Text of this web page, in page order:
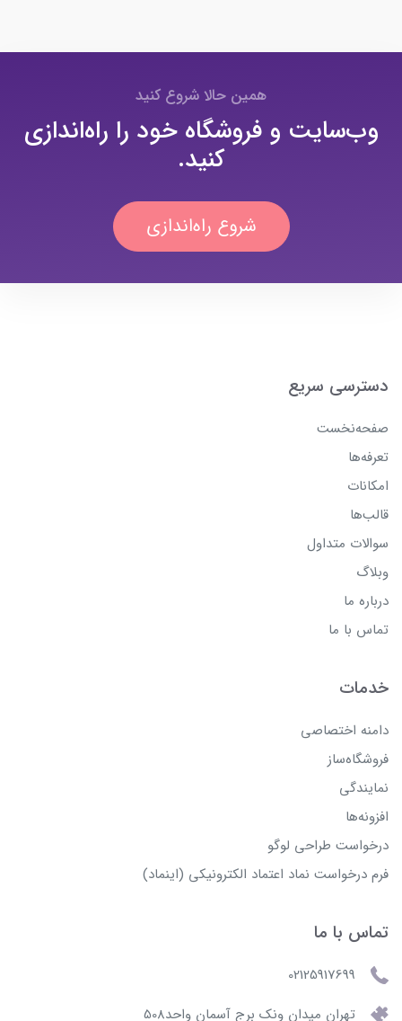
همین حالا شروع کنید
وب‌سایت و فروشگاه خود را راه‌اندازی
کنید.
شروع راه‌اندازی
دسترسی سریع
صفحه‌نخست
تعرفه‌ها
امکانات
قالب‌ها
سوالات متداول
وبلاگ
درباره ما
تماس با ما
خدمات
دامنه اختصاصی
فروشگاه‌ساز
نمایندگی
افزونه‌ها
درخواست طراحی لوگو
فرم درخواست نماد اعتماد الکترونیکی (اینماد)
تماس با ما
02125917699
تهران میدان ونک برج آسمان واحد508